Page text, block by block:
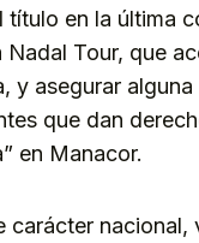
título en la última
Nadal Tour, que
y asegurar
que dan
en Manacor.
carácter nacional,